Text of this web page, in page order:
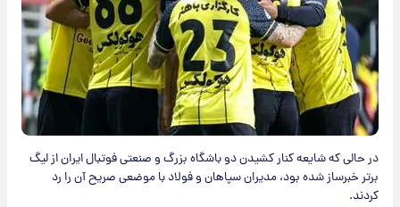
در حالی که شایعه کنار کشیدن دو باشگاه بزرگ و صنعتی فوتبال ایران از لیگ
برتر خبرساز شده بود، مدیران سپاهان و فولاد با موضعی صریح آن را رد
کردند.